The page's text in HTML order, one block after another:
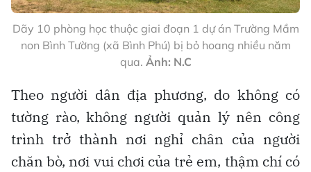
Dãy 10 phòng học thuộc giai đoạn 1 dự án Trường Mầm
non Bình Tường (xã Bình Phú) bị bỏ hoang nhiều năm
qua. Ảnh: N.C
Theo người dân địa phương, do không có
tường rào, không người quản lý nên công
trình trở thành nơi nghỉ chân của người
chăn bò, nơi vui chơi của trẻ em, thậm chí có